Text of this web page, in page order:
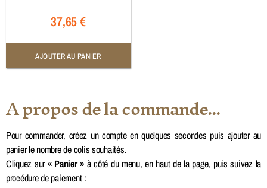
37,65€
AJOUTER AU PANIER
A propos de la commande...
Pour commander, créez un compte en quelques secondes puis ajouter au
panier le nombre de colis souhaités.
Cliquez sur« Panier » à côté du menu, en haut de la page, puis suivez la
procédure de paiement :